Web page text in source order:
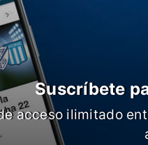
Suscríbete
acceso ilimitado